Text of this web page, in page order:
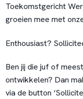
Toekomstgericht
groeien mee met
Enthousiast?
Ben jij die juf of
ontwikkelen? Dan
via de button